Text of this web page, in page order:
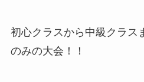
初心クラスから中級クラス
のみの大会！！